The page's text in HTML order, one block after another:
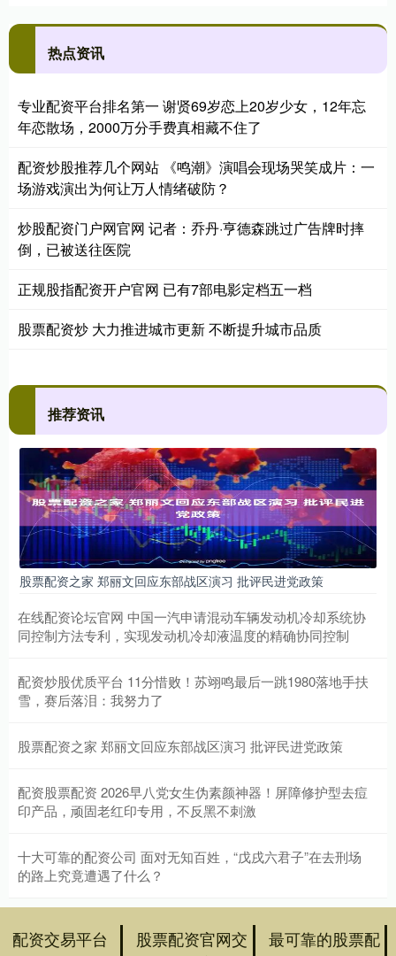
热点资讯
专业配资平台排名第一 谢贤69岁恋上20岁少女，12年忘
年恋散场，2000万分手费真相藏不住了
配资炒股推荐几个网站 《鸣潮》演唱会现场哭笑成片：一
场游戏演出为何让万人情绪破防？
炒股配资门户网官网 记者：乔丹·亨德森跳过广告牌时摔
倒，已被送往医院
正规股指配资开户官网 已有7部电影定档五一档
股票配资炒 大力推进城市更新 不断提升城市品质
推荐资讯
股票配资之家 郑丽文回应东部战区演习 批评民进党政策
在线配资论坛官网 中国一汽申请混动车辆发动机冷却系统协
同控制方法专利，实现发动机冷却液温度的精确协同控制
配资炒股优质平台 11分惜败！苏翊鸣最后一跳1980落地手扶
雪，赛后落泪：我努力了
股票配资之家 郑丽文回应东部战区演习 批评民进党政策
配资股票配资 2026早八党女生伪素颜神器！屏障修护型去痘
印产品，顽固老红印专用，不反黑不刺激
十大可靠的配资公司 面对无知百姓，“戊戌六君子”在去刑场
的路上究竟遭遇了什么？
配资交易平台
股票配资官网交
最可靠的股票配